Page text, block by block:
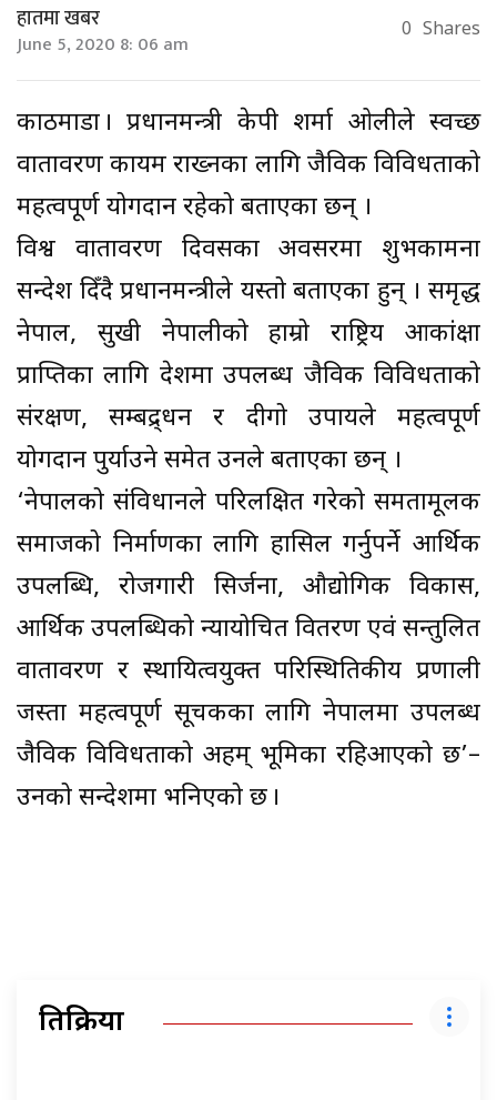
हातमा खबर
June 5, 2020 8: 06 am 0 Shares
काठमाडौँ । प्रधानमन्त्री केपी शर्मा ओलीले स्वच्छ
वातावरण कायम राख्नका लागि जैविक विविधताको
महत्वपूर्ण योगदान रहेको बताएका छन् ।
विश्व वातावरण दिवसका अवसरमा शुभकामना
सन्देश दिँदै प्रधानमन्त्रीले यस्तो बताएका हुन् । समृद्ध
नेपाल, सुखी नेपालीको हाम्रो राष्ट्रिय आकांक्षा
प्राप्तिका लागि देशमा उपलब्ध जैविक विविधताको
संरक्षण, सम्बद्र्धन र दीगो उपायले महत्वपूर्ण
योगदान पुर्याउने समेत उनले बताएका छन् ।
‘नेपालको संविधानले परिलक्षित गरेको समतामूलक
समाजको निर्माणका लागि हासिल गर्नुपर्ने आर्थिक
उपलब्धि, रोजगारी सिर्जना, औद्योगिक विकास,
आर्थिक उपलब्धिको न्यायोचित वितरण एवं सन्तुलित
वातावरण र स्थायित्वयुक्त परिस्थितिकीय प्रणाली
जस्ता महत्वपूर्ण सूचकका लागि नेपालमा उपलब्ध
जैविक विविधताको अहम् भूमिका रहिआएको छ’–
उनको सन्देशमा भनिएको छ ।
प्रतिक्रिया